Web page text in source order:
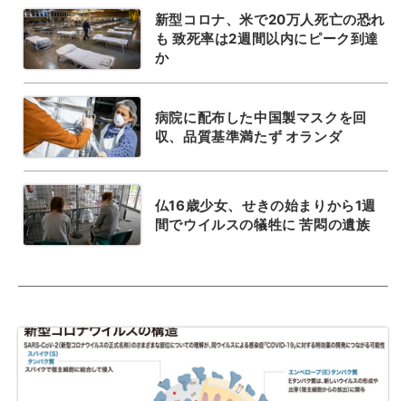
新型コロナ、米で20万人死亡の恐れ
も 致死率は2週間以内にピーク到達
か
病院に配布した中国製マスクを回
収、品質基準満たず オランダ
仏16歳少女、せきの始まりから1週
間でウイルスの犠牲に 苦悶の遺族